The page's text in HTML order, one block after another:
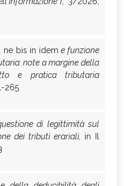
ne bis in ideme funzione
note a margine della
e pratica tributaria
265
di legittimità sul
dei tributi erariali,
in Il